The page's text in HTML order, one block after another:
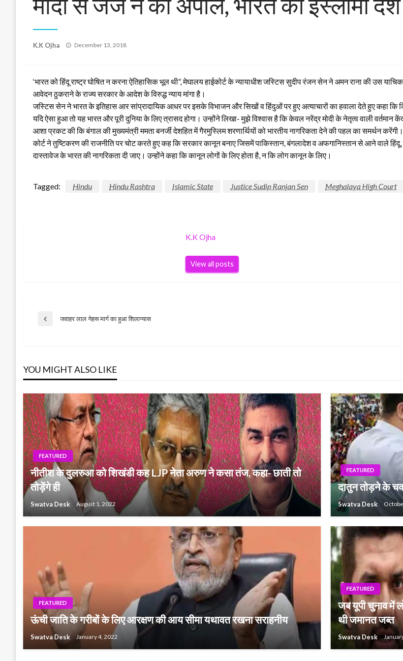
K.K Ojha
Posted
December 13, 2018
‘भारत को हिंदू राष्ट्र घोषित न करना ऐतिहासिक भूल थी”, मेघालय हाईकोर्ट के न्यायाधीश जस्टिस सुदीप रंजन सेन ने अमन राना की उस
आवेदन ठुकराने के राज्य सरकार के आदेश के विरुद्ध न्याय मांगा है।
जस्टिस सेन ने भारत के इतिहास आर सांप्रादायिक आधर पर इसके विभाजन और सिखों व हिंदुओं पर हुए अत्याचारों का हवाला देते हुए कहा कि
यदि ऐसा हुआ तो यह भारत और पूरी दुनिया के लिए त्रासद होगा। उन्होंने लिखा- मुझे विश्वास है कि केवल नरेंद्र मोदी के नेतृत्व वाली
आशा प्रकट की कि बंगाल की मुख्यमंत्री ममता बनर्जी देशहित में गैरमुस्लिम शरणार्थियों को भारतीय नागरिकता देने की पहल का समर्थन करेंगी।
कोर्ट ने तुष्टिकरण की राजनीति पर चोट करते हुए कह कि सरकार कानून बनाए जिसमें पाकिस्तान, बंगलादेश व अफगानिस्तान से आने वाले
दास्तावेज के भारत की नागरिकता दी जाए। उन्होंने कहा कि कानून लोगों के लिए होता है, न कि लोग कानून के लिए।
Tagged: Hindu Hindu Rashtra Islamic State Justice Sudip Ranjan Sen Meghalaya High Court
K.K Ojha
View all posts
Post
Previous
जवाहर लाल नेहरू मार्ग का हुआ शिलान्यास
YOU MIGHT ALSO LIKE
FEATURED
नीतीश के दुलरुआ को शिखंडी कह LJP नेता अरुण ने कसा तंज, कहा- छाती तो
तोड़ेंगे ही
Swatva Desk August 1, 2022
FEATURED
दातुन तोड़ने के
Swatva Desk
FEATURED
ऊंची जाति के गरीबों के लिए आरक्षण की आय सीमा यथावत रखना सराहनीय
Swatva Desk January 4, 2022
FEATURED
जब यूपी चुनाव में
थी जमानत जब्त
Swatva Desk